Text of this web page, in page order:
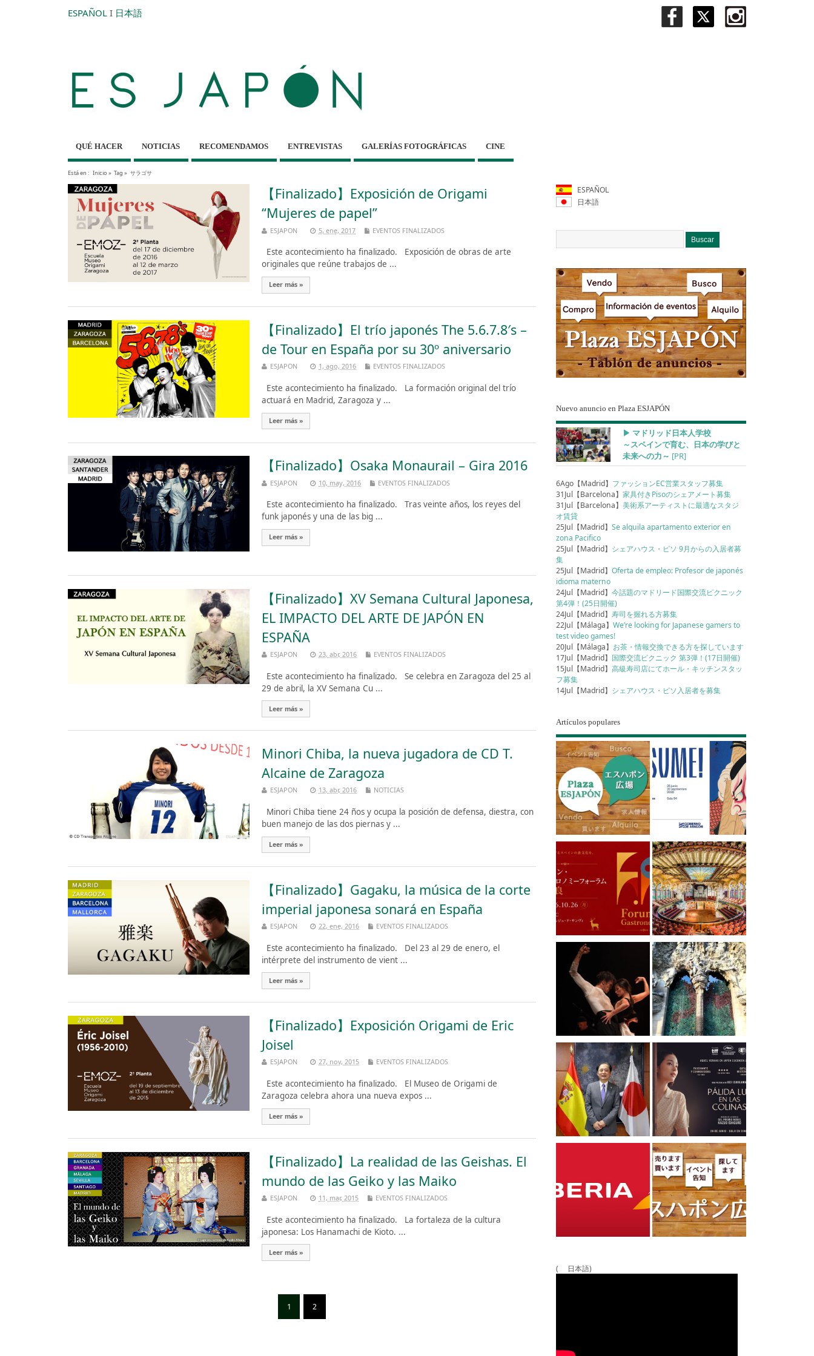
ESPAÑOL I 日本語
QUÉ HACER NOTICIAS RECOMENDAMOS ENTREVISTAS GALERÍAS FOTOGRÁFICAS CINE
Está en : Inicio» Tag » サラゴサ
【Finalizado】Exposición de Origami
“Mujeres de papel”
ESJAPON 5, ene, 2017 EVENTOS FINALIZADOS
Este acontecimiento ha finalizado. Exposición de obras de arte
originales que reúne trabajos de ...
Leer más »
【Finalizado】El trío japonés The 5.6.7.8′s –
de Tour en España por su 30º aniversario
ESJAPON 1, ago, 2016 EVENTOS FINALIZADOS
Este acontecimiento ha finalizado. La formación original del trío
actuará en Madrid, Zaragoza y ...
Leer más »
【Finalizado】Osaka Monaurail – Gira 2016
ESJAPON 10, may, 2016 EVENTOS FINALIZADOS
Este acontecimiento ha finalizado. Tras veinte años, los reyes del
funk japonés y una de las big ...
Leer más »
【Finalizado】XV Semana Cultural Japonesa,
EL IMPACTO DEL ARTE DE JAPÓN EN
ESPAÑA
ESJAPON 23, abr, 2016 EVENTOS FINALIZADOS
Este acontecimiento ha finalizado. Se celebra en Zaragoza del 25 al
29 de abril, la XV Semana Cu ...
Leer más »
Minori Chiba, la nueva jugadora de CD T.
Alcaine de Zaragoza
ESJAPON 13, abr, 2016 NOTICIAS
Minori Chiba tiene 24 ños y ocupa la posición de defensa, diestra, con
buen manejo de las dos piernas y ...
Leer más »
【Finalizado】Gagaku, la música de la corte
imperial japonesa sonará en España
ESJAPON 22, ene, 2016 EVENTOS FINALIZADOS
Este acontecimiento ha finalizado. Del 23 al 29 de enero, el
intérprete del instrumento de vient ...
Leer más »
【Finalizado】Exposición Origami de Eric
Joisel
ESJAPON 27, nov, 2015 EVENTOS FINALIZADOS
Este acontecimiento ha finalizado. El Museo de Origami de
Zaragoza celebra ahora una nueva expos ...
Leer más »
【Finalizado】La realidad de las Geishas. El
mundo de las Geiko y las Maiko
ESJAPON 11, mar, 2015 EVENTOS FINALIZADOS
Este acontecimiento ha finalizado. La fortaleza de la cultura
japonesa: Los Hanamachi de Kioto. ...
Leer más »
1 2
ESPAÑOL
日本語
Nuevo anuncio en Plaza ESJAPÓN
▶︎ マドリッド日本人学校
～スペインで育む、日本の学びと
未来への力～ [PR]
6Ago【Madrid】 ファッションEC営業スタッフ募集
31Jul【Barcelona】家具付きPisoのシェアメート募集
31Jul【Barcelona】美術系アーティストに最適なスタジ
オ賃貸
25Jul【Madrid】Se alquila apartamento exterior en
zona Pacifico
25Jul【Madrid】 シェアハウス・ピソ 9月からの入居者募
集
25Jul【Madrid】Oferta de empleo: Profesor de japonés
idioma materno
24Jul【Madrid】今話題のマドリード国際交流ピクニック
第4弾！(25日開催)
24Jul【Madrid】寿司を握れる方募集
22Jul【Málaga】We’re looking for Japanese gamers to
test video games!
20Jul【Málaga】 お茶・情報交換できる方を探しています
17Jul【Madrid】 国際交流ピクニック 第3弾！(17日開催)
15Jul【Madrid】高級寿司店にてホール・キッチンスタッ
フ募集
14Jul【Madrid】 シェアハウス・ピソ入居者を募集
Artículos populares
( 日本語)